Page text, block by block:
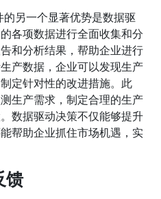
另一个显著优势是数据驱
各项数据进行全面收集和分
和分析结果，帮助企业进行
产数据，企业可以发现生产
定针对性的改进措施。此
生产需求，制定合理的生产
数据驱动决策不仅能够提升
帮助企业抓住市场机遇，实
馈